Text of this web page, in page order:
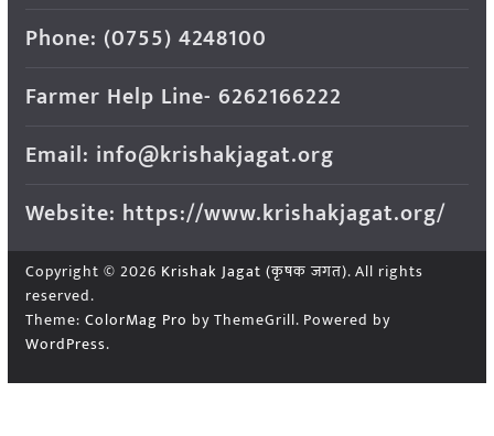
Phone: (0755) 4248100
Farmer Help Line- 6262166222
Email: info@krishakjagat.org
Website: https://www.krishakjagat.org/
Copyright © 2026 Krishak Jagat (कृषक जगत). All rights
reserved.
Theme: ColorMag Pro by ThemeGrill. Powered by
WordPress.